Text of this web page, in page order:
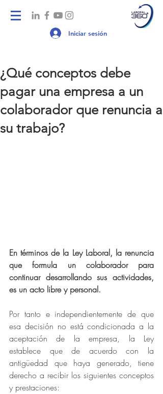
Iniciar sesión
¿Qué conceptos debe
pagar una empresa a un
colaborador que renuncia a
su trabajo?
En términos de la Ley Laboral, la renuncia
que formula un colaborador para
continuar desarrollando sus actividades,
es un acto libre y personal.
Por tanto e independientemente de que
esa decisión no está condicionada a la
aceptación de la empresa, la Ley
establece que de acuerdo con la
antigüedad que haya generado, tiene
derecho a recibir los siguientes conceptos
y prestaciones: